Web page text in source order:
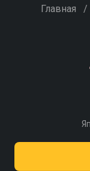
Главная /